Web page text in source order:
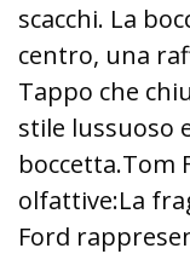
scacchi. La
centro, una
Tappo che
stile lussuoso
boccetta.Tom
olfattive:La
Ford